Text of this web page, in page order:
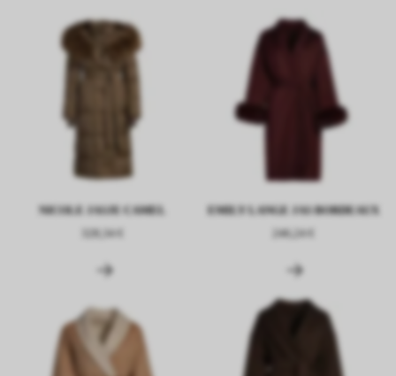
NICOLE JASJE CAMEL
328,34 €
EMILY LANGE JAS BORDEAUX
246,24 €